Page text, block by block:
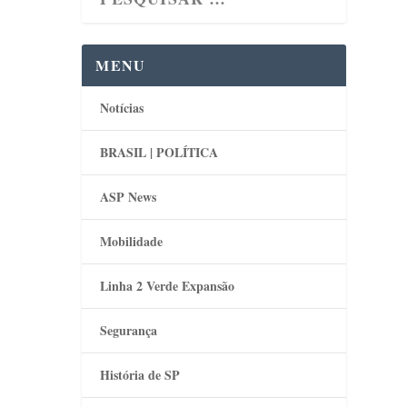
MENU
Notícias
BRASIL | POLÍTICA
ASP News
Mobilidade
Linha 2 Verde Expansão
Segurança
História de SP